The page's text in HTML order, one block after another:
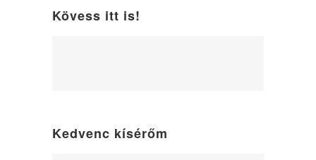
Kövess itt is!
Kedvenc kísérőm